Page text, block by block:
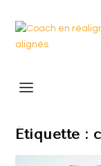
Étiquette :